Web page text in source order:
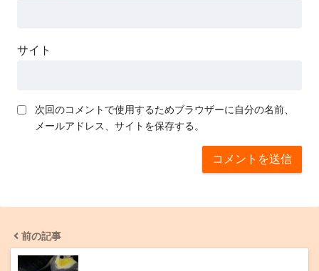
サイト
次回のコメントで使用するためブラウザーに自分の名前、
メールアドレス、サイトを保存する。
前の記事